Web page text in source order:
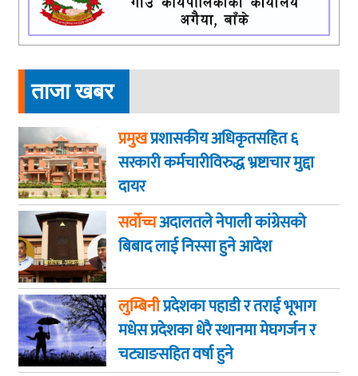
ताजा खबर
प्रमुखप्रशासकीय अधिकृतसहित ६
सरकारी कर्मचारीविरुद्ध भ्रष्टाचार मुद्दा
दायर
सर्वोच्चअदालतले नेपाली कांग्रेसको
बिबाद लाई निस्सा हुने आदेश
लुम्बिनीप्रदेशका पहाडी र तराई भूभाग
मधेस प्रदेशका धेरै स्थानमा मेघगर्जन र
चट्याङसहित वर्षा हुने